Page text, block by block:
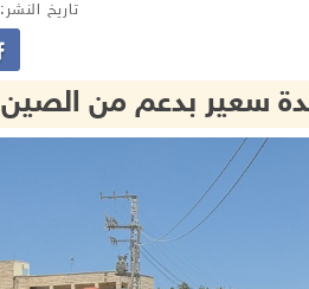
تاريخ النشر: 13/06/2025 12:40 ص
سعير بدعم من الصين